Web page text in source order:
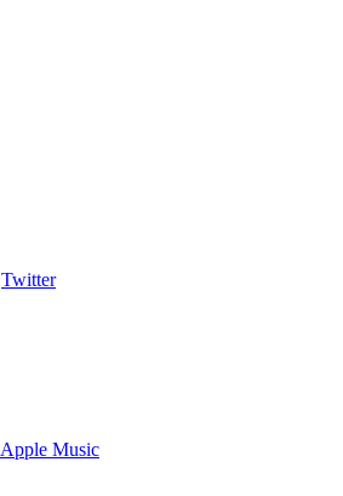
Twitter
Apple Music